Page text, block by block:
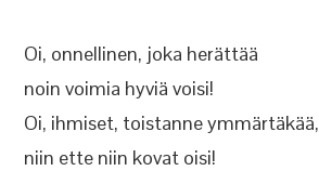
Oi, onnellinen, joka herättää
noin voimia hyviä voisi!
Oi, ihmiset, toistanne ymmärtäkää,
niin ette niin kovat oisi!